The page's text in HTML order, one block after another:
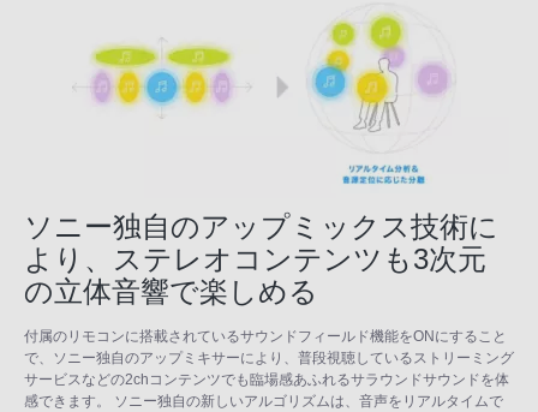
ソニー独自のアップミックス技術に
より、ステレオコンテンツも3次元
の立体音響で楽しめる
付属のリモコンに搭載されているサウンドフィールド機能をONにすること
で、ソニー独自のアップミキサーにより、普段視聴しているストリーミング
サービスなどの2chコンテンツでも臨場感あふれるサラウンドサウンドを体
感できます。 ソニー独自の新しいアルゴリズムは、音声をリアルタイムで